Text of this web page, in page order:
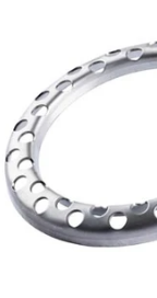
Over ons
FAQ